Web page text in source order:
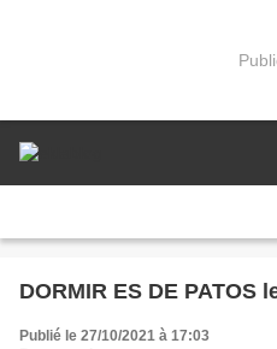
DORMIR ES DE PATOS
Publié le 27/10/2021 à 17:03